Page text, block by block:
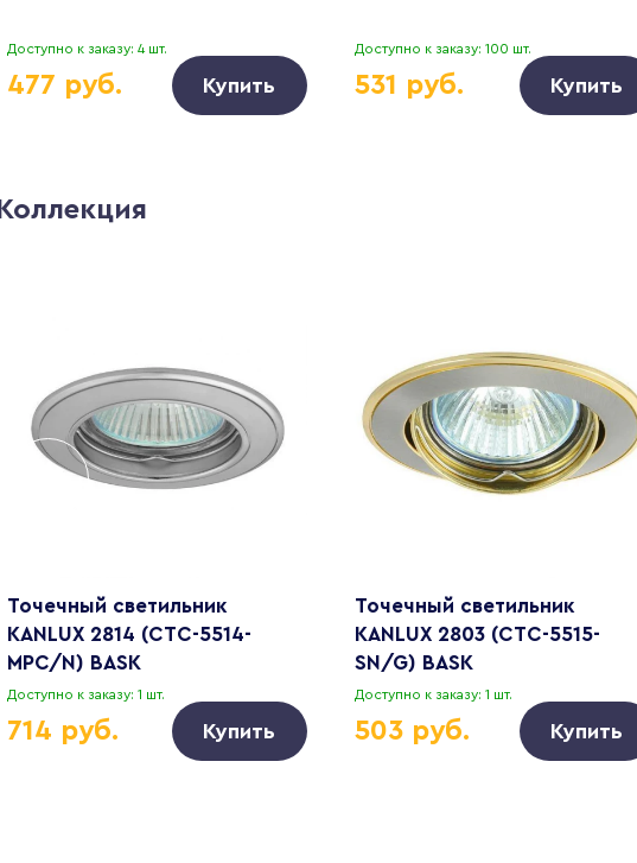
Доступно к заказу: 4 шт.
477 руб. Купить
Доступно к заказу: 100 шт.
531 руб. Купить
Коллекция
Точечный светильник
KANLUX 2814 (CTC-5514-
MPC/N) BASK
Доступно к заказу: 1 шт.
714 руб. Купить
Точечный светильник
KANLUX 2803 (CTC-5515-
SN/G) BASK
Доступно к заказу: 1 шт.
503 руб. Купить